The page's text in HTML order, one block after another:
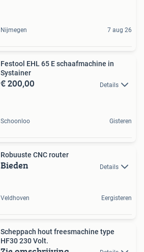
Nijmegen 7 aug 26
Festool EHL 65 E schaafmachine in
Systainer
€ 200,00 Details
Schoonloo Gisteren
Robuuste CNC router
Bieden Details
Veldhoven Eergisteren
Scheppach hout freesmachine type
HF30 230 Volt.